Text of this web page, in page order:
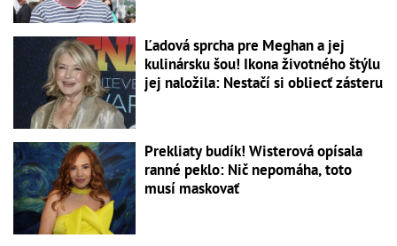
Ľadová sprcha pre Meghan a jej
kulinársku šou! Ikona životného štýlu
jej naložila: Nestačí si obliecť zásteru
Prekliaty budík! Wisterová opísala
ranné peklo: Nič nepomáha, toto
musí maskovať